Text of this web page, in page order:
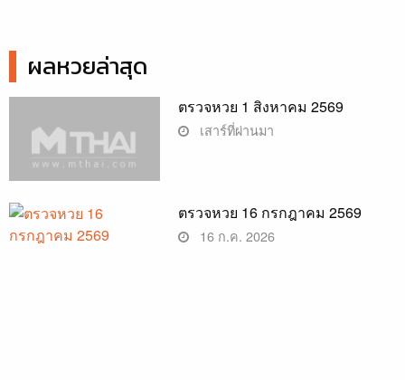
ผลหวยล่าสุด
ตรวจหวย 1 สิงหาคม 2569
เสาร์ที่ผ่านมา
ตรวจหวย 16 กรกฎาคม 2569
16 ก.ค. 2026